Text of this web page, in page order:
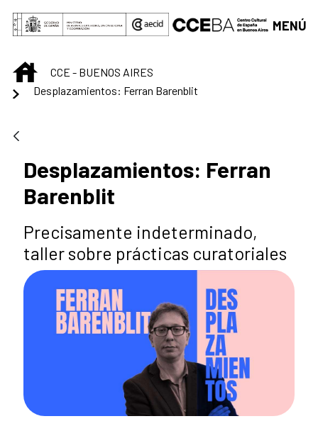
Saltar al contenido principal
MENÚ
INICIOCCE - BUENOS AIRES
Desplazamientos: Ferran Barenblit
Desplazamientos: Ferran
Barenblit
Precisamente indeterminado,
taller sobre prácticas curatoriales